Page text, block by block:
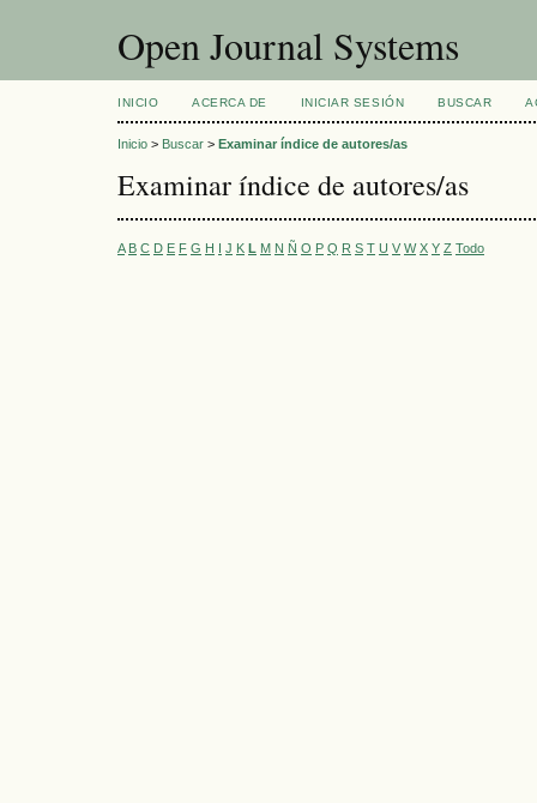
Open Journal Systems
INICIO ACERCA DE INICIAR SESIÓN BUSCAR
Inicio > Buscar > Examinar índice de autores/as
Examinar índice de autores/as
A B C D E F G H I J K L M N Ñ O P Q R S T U V W X Y Z Todo